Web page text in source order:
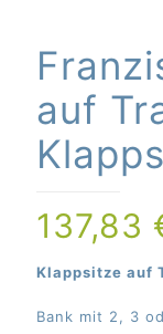
auf
137,83
Klappsitze auf
Bank mit 2, 3